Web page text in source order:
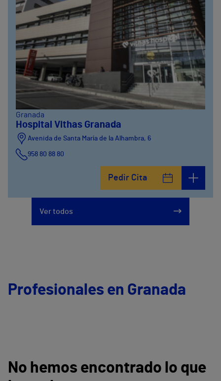
Granada
Hospital Vithas Granada
Avenida de Santa María de la Alhambra, 6
958 80 88 80
Pedir Cita
Ver todos
Profesionales en Granada
No hemos encontrado lo que